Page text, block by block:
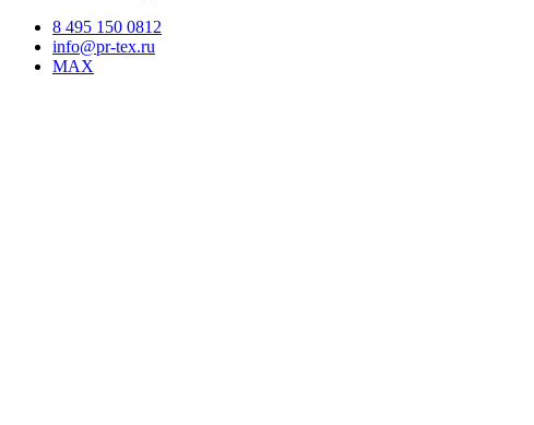
8 495 150 0812
info@pr-tex.ru
MAX